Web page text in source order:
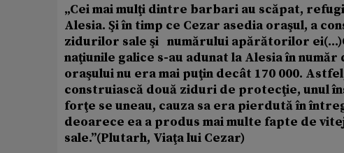
„Cei mai mulţi dintre barbari au scăpat,
Alesia. Şi în timp ce Cezar asedia oraşul, a
zidurilor sale şi numărului apărătorilor
naţiunile galice s-au adunat la Alesia în
oraşului nu era mai puţin decât 170 000.
construiască două ziduri de protecţie, unul
forţe se uneau, cauza sa era pierdută în
deoarece ea a produs mai multe fapte de
sale.”(Plutarh, Viaţa lui Cezar)